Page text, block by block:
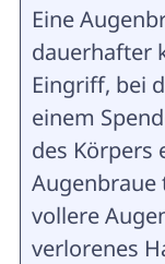
Eine
dauerhafter
Eingriff, bei
einem
des Körpers
vollere
verlorenes